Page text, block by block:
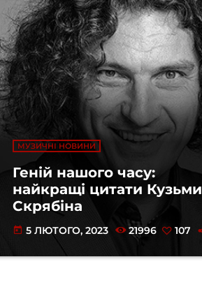
МУЗИЧНІ НОВИНИ
Геній нашого часу:
найкращі цитати Кузьми
Скрябіна
today 5 ЛЮТОГО, 2023 21996 107